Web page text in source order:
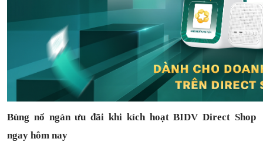
Bùng nổ ngàn ưu đãi khi kích hoạt BIDV Direct Shop
ngay hôm nay